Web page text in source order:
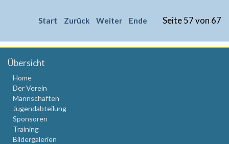
Seite 57 von 67
Start Zurück Weiter Ende
Übersicht
Home
Der Verein
Mannschaften
Jugendabteilung
Sponsoren
Training
Bildergalerien